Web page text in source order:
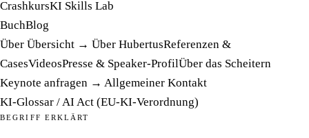
CrashkursKI Skills Lab
BuchBlog
Über Übersicht → Über HubertusReferenzen &
CasesVideosPresse & Speaker-ProfilÜber das Scheitern
Keynote anfragen → Allgemeiner Kontakt
KI-Glossar /AI Act (EU-KI-Verordnung)
BEGRIFF ERKLÄRT